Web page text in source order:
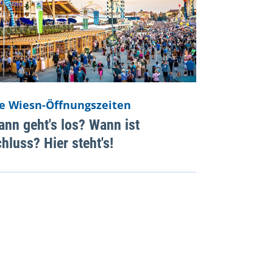
Wiesn-Öffnungszeiten
geht's los? Wann ist
Hier steht's!